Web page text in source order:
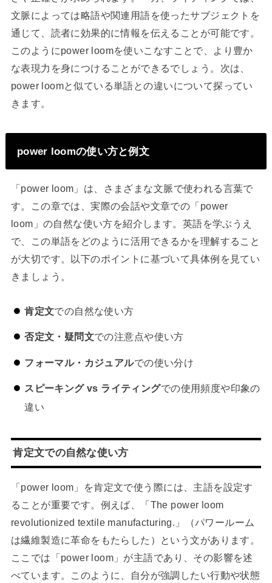
文脈によっては略語や関連用語を使ったサブジェクトを
通じて、読者に効果的に情報を伝えることが可能です。
このようにpower loomを使いこなすことで、より豊か
な表現力を身につけることができるでしょう。次は、
power loomと似ている単語との違いについて探ってい
きます。
power loomの使い方と例文
「power loom」は、さまざまな文脈で使われる言葉で
す。この章では、実際の会話や文章での「power
loom」の自然な使い方を紹介します。英語を学ぶうえ
で、この単語をどのように活用できるかを理解すること
が大切です。以下のポイントに基づいて具体例を見てい
きましょう。
肯定文での自然な使い方
否定文・疑問文での注意点や使い方
フォーマル・カジュアルでの使い分け
スピーキング vs ライティングでの使用頻度や印象の
違い
肯定文での自然な使い方
「power loom」を肯定文で使う際には、主語を設定す
ることが重要です。例えば、「The power loom
revolutionized textile manufacturing.」（パワールーム
は繊維製造に革命をもたらした）という文があります。
ここでは「power loom」が主語であり、その影響を述
べています。このように、自分が強調したい行動や状態